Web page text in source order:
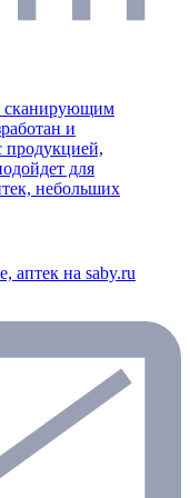
сканирующим
и
продукцией,
для
небольших